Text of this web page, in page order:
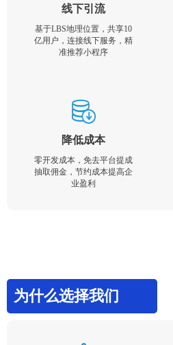
线下引流
基于LBS地理位置，共享10
亿用户，连接线下服务，精
准推荐小程序
降低成本
零开发成本，免去平台提成
抽取佣金，节约成本提高企
业盈利
为什么选择我们